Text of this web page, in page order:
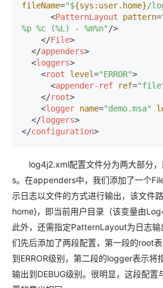
fileName="${sys:user.home}/
<PatternLayout pattern=
%p %c (%L) - %m%n" />
</File>
</appenders>
<loggers>
<root level="ERROR">
<appender-ref ref=
</root>
<logger name="demo.msa"
</loggers>
</configuration>
log4j2.xml配置文件分为两大部分
s。在appenders中，我们添加了一个
示日志以文件的方式进行输出，该文件
home}，即当前用户目录（该变量由
此外，还需指定PatternLayout为日志
们先后添加了两段配置，第一段的root
到ERROR级别，第二段的logger表示
输出到DEBUG级别。很明显，这段配